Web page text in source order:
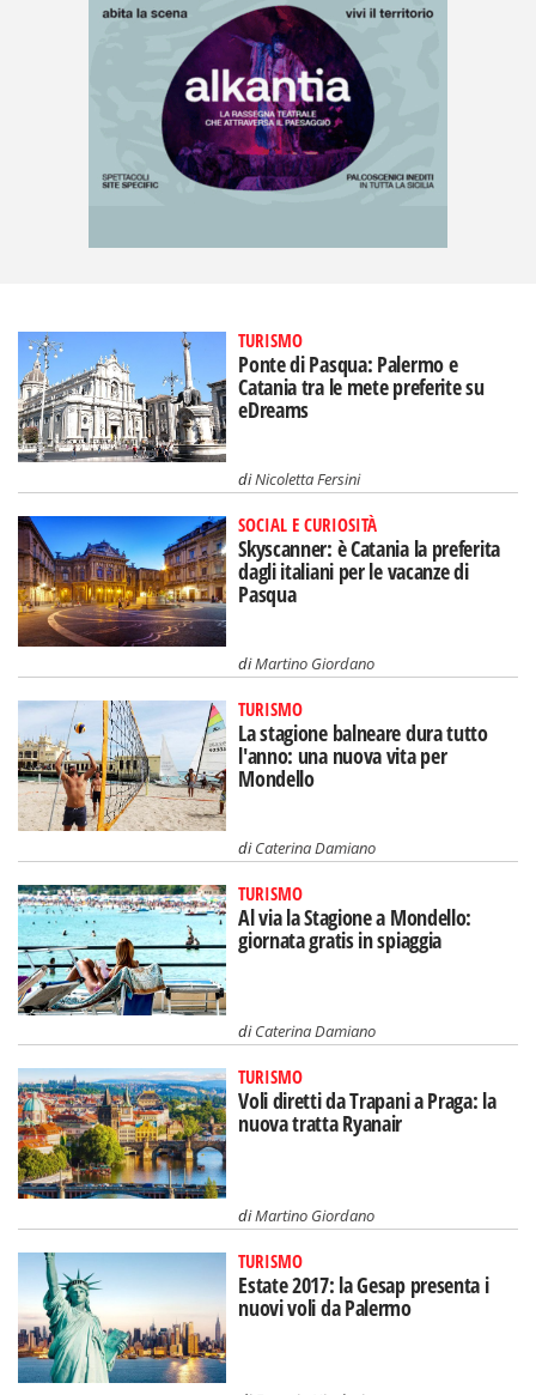
TURISMO
Ponte di Pasqua: Palermo e
Catania tra le mete preferite su
eDreams
diNicoletta Fersini
SOCIAL E CURIOSITÀ
Skyscanner: è Catania la preferita
dagli italiani per le vacanze di
Pasqua
diMartino Giordano
TURISMO
La stagione balneare dura tutto
l'anno: una nuova vita per
Mondello
diCaterina Damiano
TURISMO
Al via la Stagione a Mondello:
giornata gratis in spiaggia
diCaterina Damiano
TURISMO
Voli diretti da Trapani a Praga: la
nuova tratta Ryanair
diMartino Giordano
TURISMO
Estate 2017: la Gesap presenta i
nuovi voli da Palermo